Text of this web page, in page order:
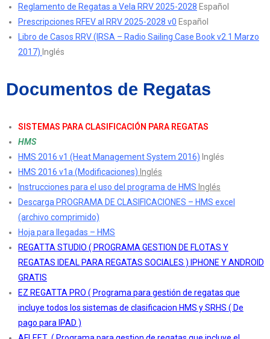
Reglamento de Regatas a Vela RRV 2025-2028 Español
Prescripciones RFEV al RRV 2025-2028 v0 Español
Libro de Casos RRV (IRSA – Radio Sailing Case Book v2.1 Marzo
2017) Inglés
Documentos de Regatas
SISTEMAS PARA CLASIFICACIÓN PARA REGATAS
HMS
HMS 2016 v1 (Heat Management System 2016) Inglés
HMS 2016 v1a (Modificaciones) Inglés
Instrucciones para el uso del programa de HMS Inglés
Descarga PROGRAMA DE CLASIFICACIONES – HMS excel
(archivo comprimido)
Hoja para llegadas – HMS
REGATTA STUDIO ( PROGRAMA GESTION DE FLOTAS Y
REGATAS IDEAL PARA REGATAS SOCIALES ) IPHONE Y ANDROID
GRATIS
EZ REGATTA PRO ( Programa para gestión de regatas que
incluye todos los sistemas de clasificacion HMS y SRHS ( De
pago para IPAD )